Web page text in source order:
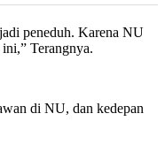
peneduh. Karena NU
Terangnya.
di NU, dan kedepan